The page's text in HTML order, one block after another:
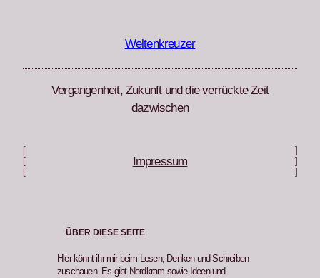
Weltenkreuzer
Vergangenheit, Zukunft und die verrückte Zeit
dazwischen
Impressum
ÜBER DIESE SEITE
Hier könnt ihr mir beim Lesen, Denken und Schreiben
zuschauen. Es gibt Nerdkram sowie Ideen und